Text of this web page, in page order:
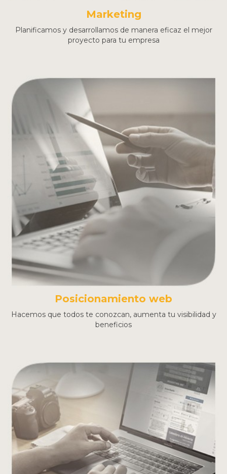
Marketing
Planificamos y desarrollamos de manera eficaz el mejor
proyecto para tu empresa
Posicionamiento web
Hacemos que todos te conozcan, aumenta tu visibilidad y
beneficios